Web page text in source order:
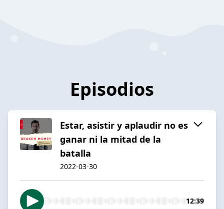
Episodios
Estar, asistir y aplaudir no es
ganar ni la mitad de la
batalla
2022-03-30
12:39